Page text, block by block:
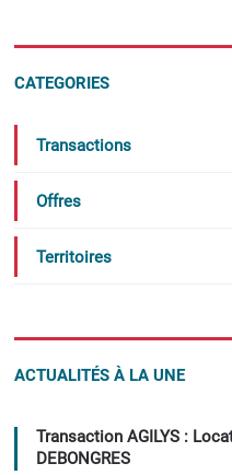
CATEGORIES
Transactions
Offres
Territoires
ACTUALITÉS À LA UNE
Transaction AGILYS :
DEBONGRES